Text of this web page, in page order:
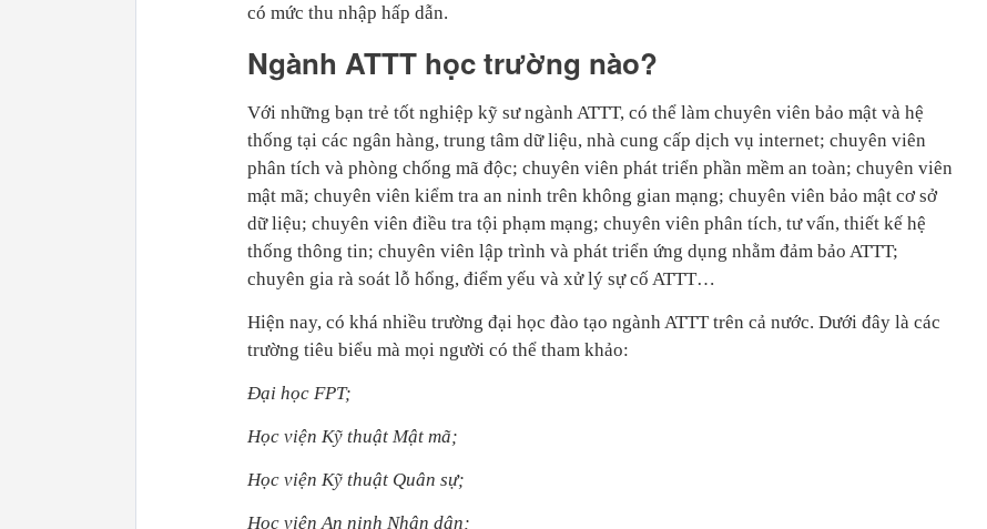
có mức thu nhập hấp dẫn.
Ngành ATTT học trường nào?
Với những bạn trẻ tốt nghiệp kỹ sư ngành ATTT, có thể làm chuyên viên bảo mật và hệ
thống tại các ngân hàng, trung tâm dữ liệu, nhà cung cấp dịch vụ internet; chuyên viên
phân tích và phòng chống mã độc; chuyên viên phát triển phần mềm an toàn; chuyên viên
mật mã; chuyên viên kiểm tra an ninh trên không gian mạng; chuyên viên bảo mật cơ sở
dữ liệu; chuyên viên điều tra tội phạm mạng; chuyên viên phân tích, tư vấn, thiết kế hệ
thống thông tin; chuyên viên lập trình và phát triển ứng dụng nhằm đảm bảo ATTT;
chuyên gia rà soát lỗ hổng, điểm yếu và xử lý sự cố ATTT…
Hiện nay, có khá nhiều trường đại học đào tạo ngành ATTT trên cả nước. Dưới đây là các
trường tiêu biểu mà mọi người có thể tham khảo:
Đại học FPT;
Học viện Kỹ thuật Mật mã;
Học viện Kỹ thuật Quân sự;
Học viện An ninh Nhân dân;